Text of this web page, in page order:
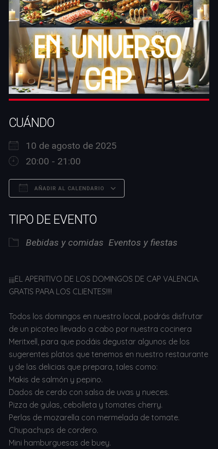
CUÁNDO
10 de agosto de 2025
20:00 - 21:00
AÑADIR AL CALENDARIO
TIPO DE EVENTO
Bebidas y comidas Eventos y fiestas
¡¡¡¡EL APERITIVO DE LOS DOMINGOS DE CAP VALENCIA.
GRATIS PARA LOS CLIENTES!!!!
Todos los domingos en nuestro local, podrás disfrutar
de un picoteo llevado a cabo por nuestra cocinera
Meritxell, para que podáis degustar algunos de los
sugerentes platos que tenemos en nuestro restaurante
y de las delicias que prepara, tales como:
Makis de salmón y pepino.
Dados de cerdo con salsa de uvas y nueces.
Pizza de gulas, cebolleta y tomates cherry.
Perlas de mozarella con mermelada de tomate.
Chupachups de cordero.
Mini hamburguesas de buey.